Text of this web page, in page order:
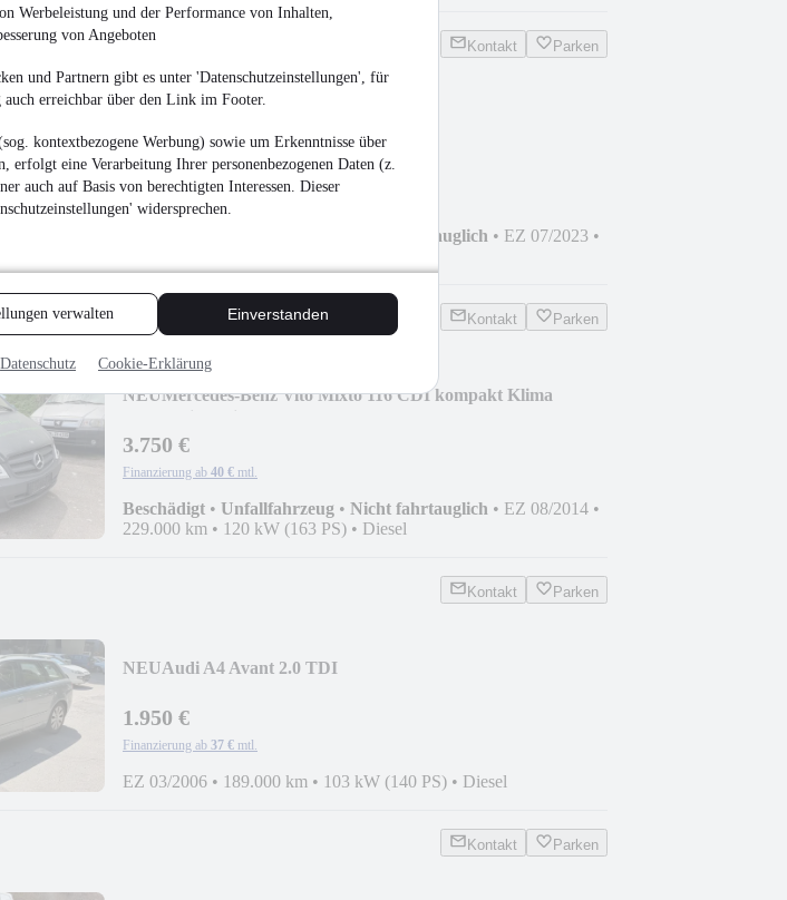
Werbeleistung und der Performance von Inhalten,
von Angeboten
und Partnern gibt es unter 'Datenschutzeinstellungen', für
erreichbar über den Link im Footer.
kontextbezogene Werbung) sowie um Erkenntnisse über
eine Verarbeitung Ihrer personenbezogenen Daten (z.
auch auf Basis von berechtigten Interessen. Dieser
widersprechen.
verwalten Einverstanden
Datenschutz Cookie-Erklärung
Kontakt Parken
3.950 €
Finanzierung ab
Nicht fahrtauglich • EZ 07/2023 •
Kontakt Parken
NEUMercedes-Benz Vito Mixto 116 CDI kompakt Klima
3.750 €
Finanzierung ab 40 € mtl.
Beschädigt • Unfallfahrzeug • Nicht fahrtauglich • EZ 08/2014 •
229.000 km • 120 kW (163 PS) • Diesel
Kontakt Parken
NEUAudi A4 Avant 2.0 TDI
1.950 €
Finanzierung ab 37 € mtl.
EZ 03/2006 • 189.000 km • 103 kW (140 PS) • Diesel
Kontakt Parken